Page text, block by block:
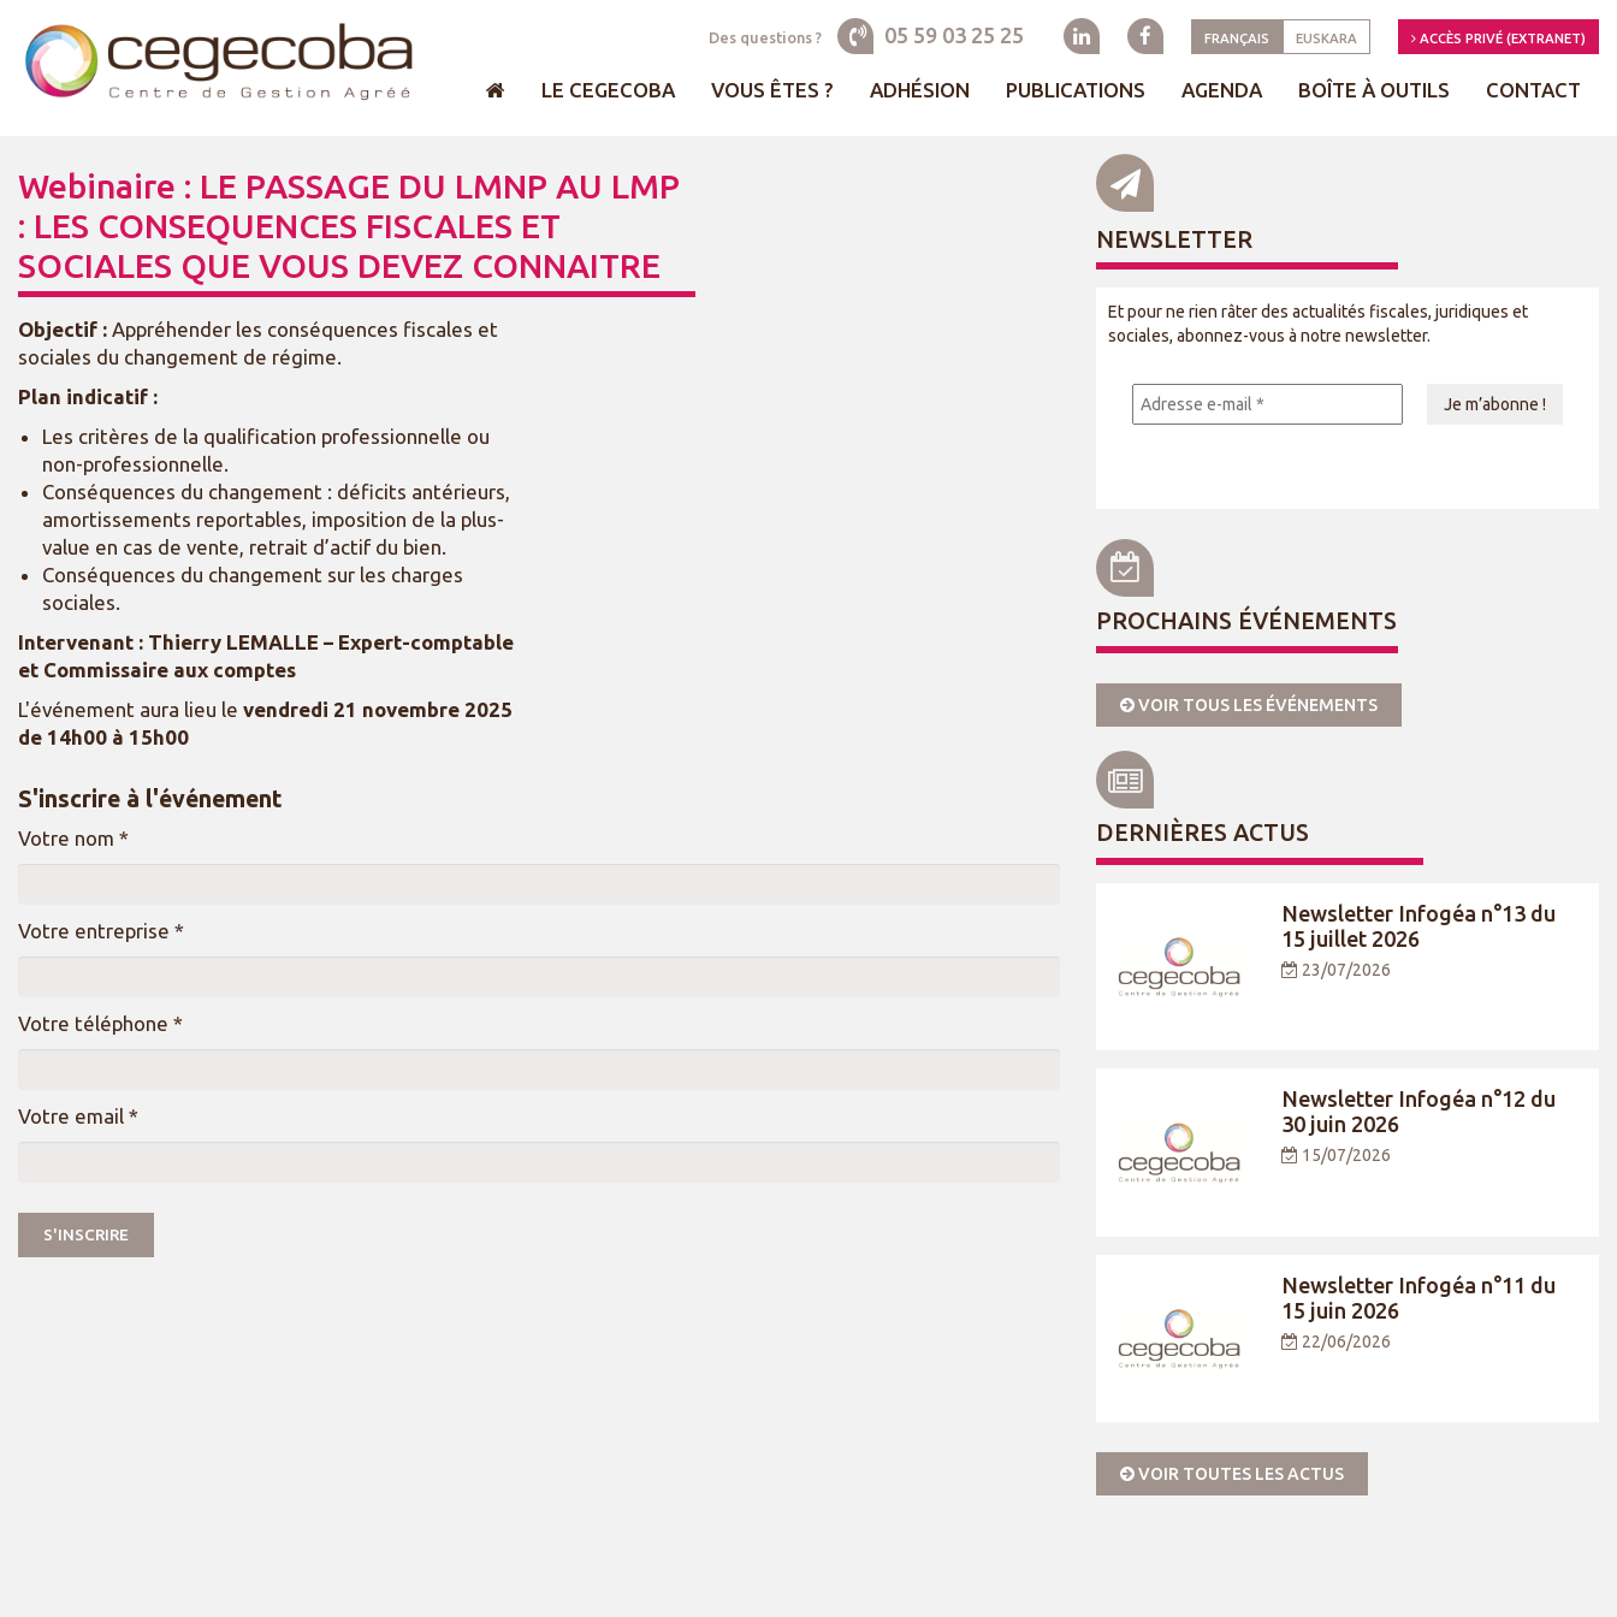
Des questions ? 05 59 03 25 25 FRANÇAIS EUSKARA ACCÈS PRIVÉ (EXTRANET)
LE CEGECOBA VOUS ÊTES ? ADHÉSION PUBLICATIONS AGENDA BOÎTE À OUTILS CONTACT
Webinaire : LE PASSAGE DU LMNP AU LMP
: LES CONSEQUENCES FISCALES ET
SOCIALES QUE VOUS DEVEZ CONNAITRE
Objectif : Appréhender les conséquences fiscales et
sociales du changement de régime.
Plan indicatif :
Les critères de la qualification professionnelle ou
non-professionnelle.
Conséquences du changement : déficits antérieurs,
amortissements reportables, imposition de la plus-
value en cas de vente, retrait d’actif du bien.
Conséquences du changement sur les charges
sociales.
Intervenant : Thierry LEMALLE – Expert-comptable
et Commissaire aux comptes
L'événement aura lieu le vendredi 21 novembre 2025
de 14h00 à 15h00
S'inscrire à l'événement
Votre nom *
Votre entreprise *
Votre téléphone *
Votre email *
NEWSLETTER
Et pour ne rien râter des actualités fiscales, juridiques et
sociales, abonnez-vous à notre newsletter.
PROCHAINS ÉVÉNEMENTS
VOIR TOUS LES ÉVÉNEMENTS
DERNIÈRES ACTUS
Newsletter Infogéa n°13 du
15 juillet 2026
23/07/2026
Newsletter Infogéa n°12 du
30 juin 2026
15/07/2026
Newsletter Infogéa n°11 du
15 juin 2026
22/06/2026
VOIR TOUTES LES ACTUS